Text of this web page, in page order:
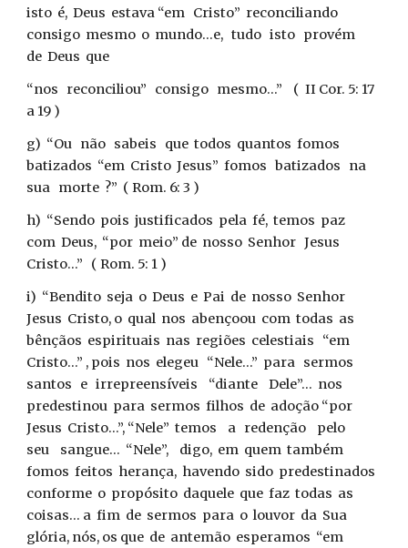
isto é, Deus estava “em Cristo” reconciliando
consigo mesmo o mundo...e, tudo isto provém
de Deus que
“nos reconciliou” consigo mesmo...” ( II Cor. 5: 17
a 19 )
g) “Ou não sabeis que todos quantos fomos
batizados “em Cristo Jesus” fomos batizados na
sua morte ?” ( Rom. 6: 3 )
h) “Sendo pois justificados pela fé, temos paz
com Deus, “por meio” de nosso Senhor Jesus
Cristo...” ( Rom. 5: 1 )
i) “Bendito seja o Deus e Pai de nosso Senhor
Jesus Cristo, o qual nos abençoou com todas as
bênçãos espirituais nas regiões celestiais “em
Cristo...” , pois nos elegeu “Nele...” para sermos
santos e irrepreensíveis “diante Dele”... nos
predestinou para sermos filhos de adoção “por
Jesus Cristo...”, “Nele” temos a redenção pelo
seu sangue... “Nele”, digo, em quem também
fomos feitos herança, havendo sido predestinados
conforme o propósito daquele que faz todas as
coisas... a fim de sermos para o louvor da Sua
glória, nós, os que de antemão esperamos “em